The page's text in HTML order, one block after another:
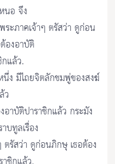
นอ จึง
ะภาคเจ้าๆ ตรัสว่า ดูก่อน
องอาบัติ
แล้ว.
ง มีไถยจิตลักชมพู่ของสงฆ์
ว
อาบัติปาราชิกแล้ว กระมัง
บทูลเรื่อง
รัสว่า ดูก่อนภิกษุ เธอต้อง